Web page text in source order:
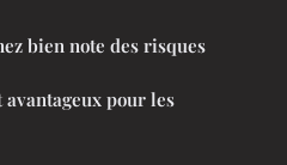
bien note des risques
avantageux pour les